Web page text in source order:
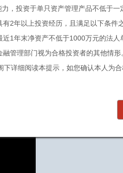
力，投资于单只资产管理产品不低于
有2年以上投资经历，且满足以下条件
近1年末净资产不低于1000万元的法人
融管理部门视为合格投资者的其他情形
下详细阅读本提示，如您确认本人为